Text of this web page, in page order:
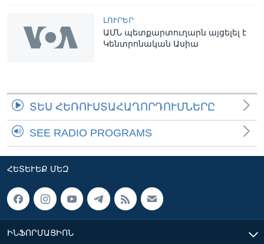
ԼՈՒՐԵՐ
ԱՄՆ պետքարտուղարն այցելել է
Կենտրոնական Ասիա
ՏԵՍ ՀԵՌՈՒՍՏԱՀԱՂՈՐԴՈՒՄՆԵՐԸ
SEE RADIO PROGRAMS
ՀԵՏԵՒԵՔ ՄԵԶ
ԻՆՖՈՐՄԱՑԻՈՆ